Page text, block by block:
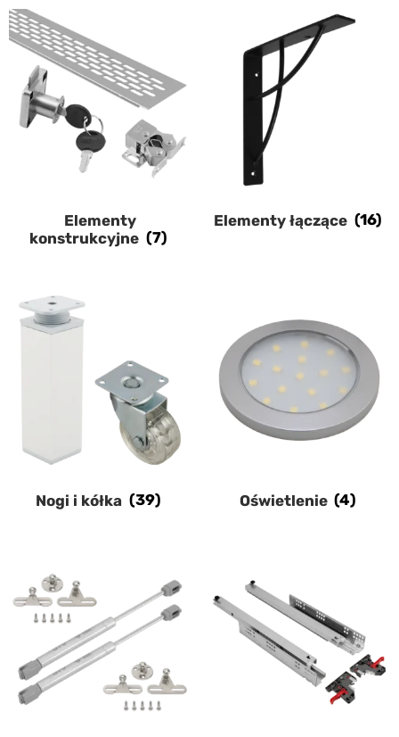
Elementy
konstrukcyjne (7)
Elementy łączące (16)
Nogi i kółka (39) Oświetlenie (4)